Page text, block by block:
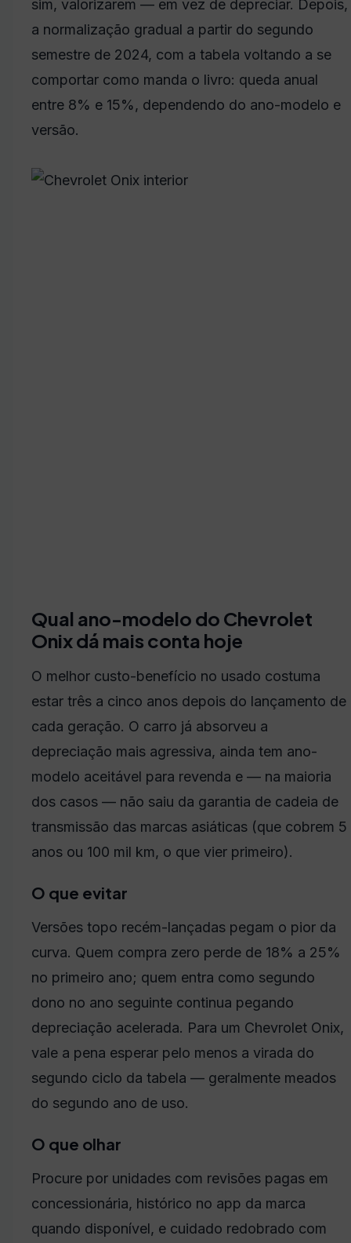
sim, valorizarem — em vez de depreciar. Depois,
a normalização gradual a partir do segundo
semestre de 2024, com a tabela voltando a se
comportar como manda o livro: queda anual
entre 8% e 15%, dependendo do ano-modelo e
versão.
Qual ano-modelo do Chevrolet
Onix dá mais conta hoje
O melhor custo-benefício no usado costuma
estar três a cinco anos depois do lançamento de
cada geração. O carro já absorveu a
depreciação mais agressiva, ainda tem ano-
modelo aceitável para revenda e — na maioria
dos casos — não saiu da garantia de cadeia de
transmissão das marcas asiáticas (que cobrem 5
anos ou 100 mil km, o que vier primeiro).
O que evitar
Versões topo recém-lançadas pegam o pior da
curva. Quem compra zero perde de 18% a 25%
no primeiro ano; quem entra como segundo
dono no ano seguinte continua pegando
depreciação acelerada. Para um Chevrolet Onix,
vale a pena esperar pelo menos a virada do
segundo ciclo da tabela — geralmente meados
do segundo ano de uso.
O que olhar
Procure por unidades com revisões pagas em
concessionária, histórico no app da marca
quando disponível, e cuidado redobrado com